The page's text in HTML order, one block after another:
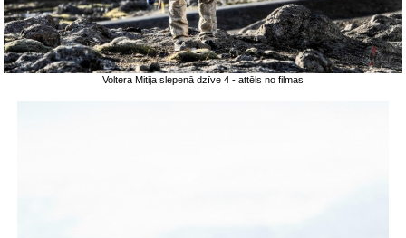
Voltera Mitija slepenā dzīve 4 - attēls no filmas